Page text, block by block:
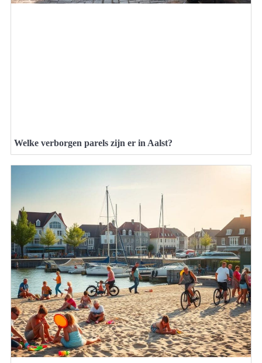
Welke verborgen parels zijn er in Aalst?